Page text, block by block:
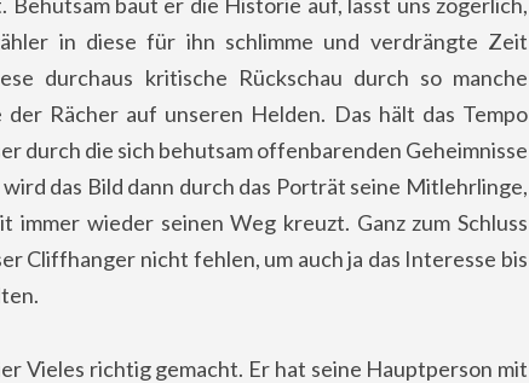
in diese für ihn schlimme und verdrängte Zeit
durchaus kritische Rückschau durch so manche
Rächer auf unseren Helden. Das hält das Tempo
durch die sich behutsam offenbarenden Geheimnisse
das Bild dann durch das Porträt seine Mitlehrlinge,
immer wieder seinen Weg kreuzt. Ganz zum Schluss
Cliffhanger nicht fehlen, um auch ja das Interesse bis
Vieles richtig gemacht. Er hat seine Hauptperson mit